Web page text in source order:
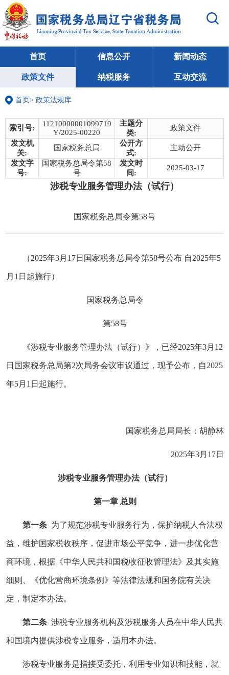
首页 信息公开 新闻动态
政策文件 纳税服务 互动交流
首页> 政策法规库
索引号:
11210000001099719
Y/2025-00220
主题分
类:
政策文件
发文机
关:
国家税务总局
公开方
式:
主动公开
发文字
号:
国家税务总局令第58
号
发文时
间:
2025-03-17
涉税专业服务管理办法（试行）
国家税务总局令第58号
（2025年3月17日国家税务总局令第58号公布 自2025年5
月1日起施行）
国家税务总局令
第58号
《涉税专业服务管理办法（试行）》，已经2025年3月12
日国家税务总局第2次局务会议审议通过，现予公布，自2025
年5月1日起施行。
国家税务总局局长：胡静林
2025年3月17日
涉税专业服务管理办法（试行）
第一章 总则
第一条 为了规范涉税专业服务行为，保护纳税人合法权
益，维护国家税收秩序，促进市场公平竞争，进一步优化营
商环境，根据《中华人民共和国税收征收管理法》及其实施
细则、《优化营商环境条例》等法律法规和国务院有关决
定，制定本办法。
第二条 涉税专业服务机构及涉税服务人员在中华人民共
和国境内提供涉税专业服务，适用本办法。
涉税专业服务是指接受委托，利用专业知识和技能，就